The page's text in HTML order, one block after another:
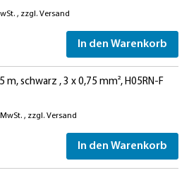
, zzgl. Versand
In den Warenkorb
m, schwarz , 3 x 0,75 mm², H05RN-F
, zzgl. Versand
In den Warenkorb